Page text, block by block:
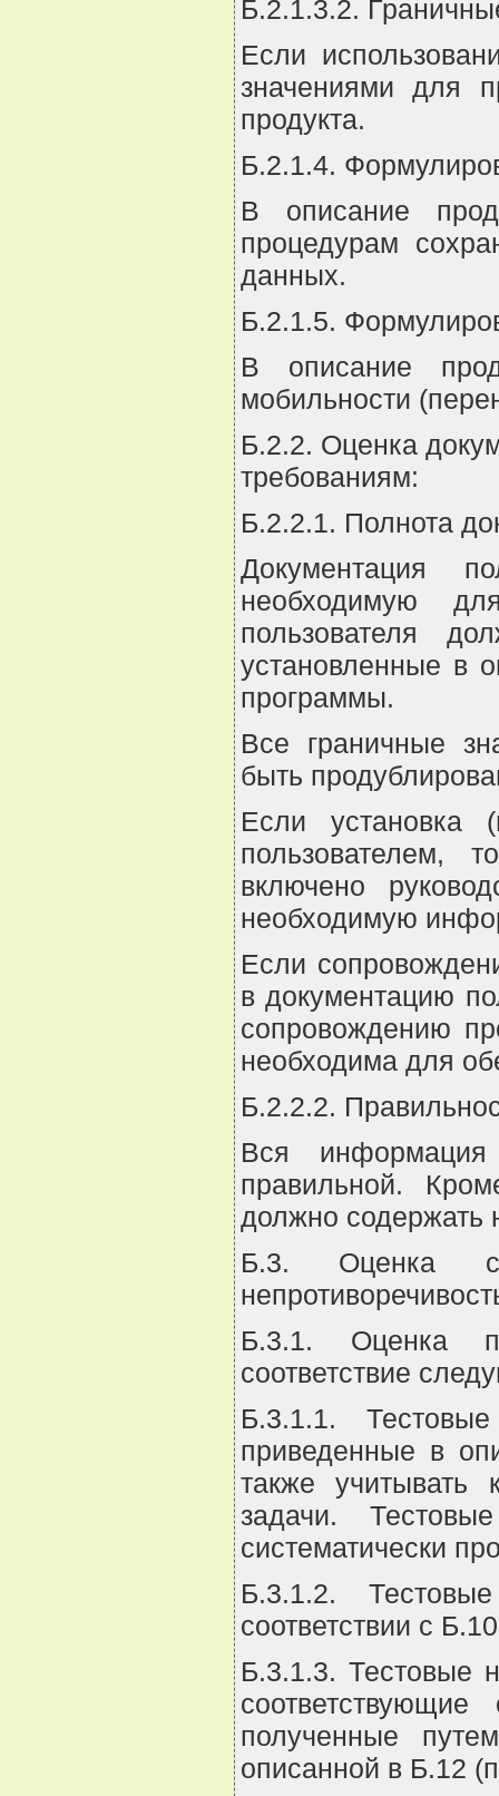
Б.2.1.3.2.
Если
значениями для
продукта.
Б.2.1.4.
В описание
процедурам
данных.
Б.2.1.5.
В описание
мобильности
Б.2.2. Оценка
требованиям:
Б.2.2.1. Полнота
Документация
необходимую
пользователя
установленные в
программы.
Все граничные
быть
Если установка
пользователем,
включено
необходимую
Если
в документацию
сопровождению
необходима для
Б.2.2.2.
Вся
правильной.
должно содержать
Б.3. Оценка
Б.3.1. Оценка
соответствие
Б.3.1.1.
приведенные в
также учитывать
задачи.
систематически
Б.3.1.2.
соответствии с
Б.3.1.3. Тестовые
полученные
описанной в Б.12